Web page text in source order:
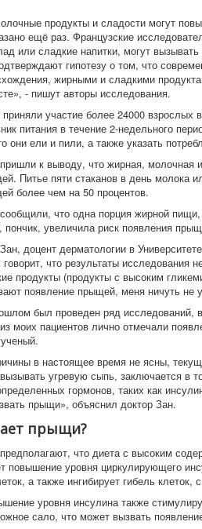
продукты и сладости могут
ещё раз. Французские
или сладкие напитки, могут
гипотезу о том, что
жирными и сладкими
- пишут авторы исследования.
участие более 24000
питания в течение 2-недельного
они ели и пили, а также указать
к выводу, что жирная, молочная
Питье пяти стаканов в день молока
более чем на 50 процентов.
что одна порция жирной
увеличила риск появления
доцент дерматологии в
что результаты исследования
продукты (продукты с высоким
появление прыщей, меня ничуть не
был проведен ряд исследований,
моих пациентов лично отмечали
в настоящее время не ясны,
угревую сыпь, заключается в
гормонов, таких как
прыщи», объяснил доктор Зан.
прыщи?
что диета с высоким
повышение уровня циркулирующего
а также ингибирует гибель
уровня инсулина также
сало, что может вызвать